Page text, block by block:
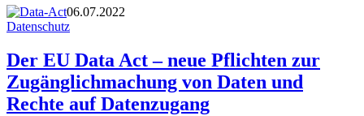
06.07.2022
Datenschutz
Der EU Data Act – neue Pflichten zur
Zugänglichmachung von Daten und
Rechte auf Datenzugang